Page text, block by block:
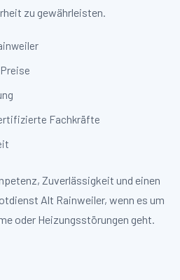
zu gewährleisten.
Fachkräfte
Zuverlässigkeit und einen
Alt Rainweiler, wenn es um
oder Heizungsstörungen geht.